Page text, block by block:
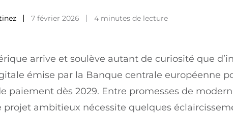
7 février 2026 4 minutes de lecture
arrive et soulève autant de curiosité que
émise par la Banque centrale européenne
paiement dès 2029. Entre promesses de
projet ambitieux nécessite quelques